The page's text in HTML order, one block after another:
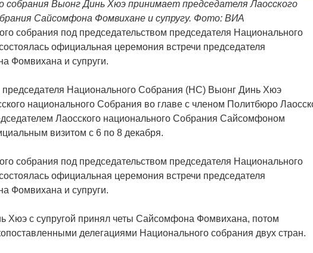
собрания Выонг Динь Хюэ принимаeт председателя Лаосского
Сайсомфона Фомвихане и супругу. Фото: ВИА
собрания под председательством председателя Национального
официальная церемония встречи председателя
Фомвихана и супруги.
Национального Собрания (НС) Выонг Динь Хюэ
национального Собрания во главе с членом Политбюро
Лаосского национального Собрания Сайсомфоном
визитом с 6 по 8 декабря.
собрания под председательством председателя Национального
официальная церемония встречи председателя
Фомвихана и супруги.
Хюэ с супругой принял четы Сайсомфона Фомвихана, потом
делегациями Национального собрания двух стран.